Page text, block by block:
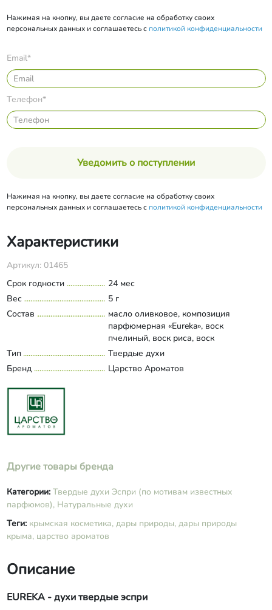
Нажимая на кнопку, вы даете согласие на обработку своих
персональных данных и соглашаетесь с политикой конфиденциальности
Email*
Телефон*
Уведомить о поступлении
Нажимая на кнопку, вы даете согласие на обработку своих
персональных данных и соглашаетесь с политикой конфиденциальности
Характеристики
Артикул: 01465
Срок годности
24 мес
Вес
5 г
Состав
масло оливковое, композиция
парфюмерная «Eureka», воск
пчелиный, воск риса, воск
карнаубский, глицерин, витамин Е.
Развернуть состав
Тип
Твердые духи
Бренд
Царство Ароматов
Другие товары бренда
Категории: Твердые духи Эспри (по мотивам известных
парфюмов), Натуральные духи
Теги: крымская косметика, дары природы, дары природы
крыма, царство ароматов
Описание
EUREKA - духи твердые эспри